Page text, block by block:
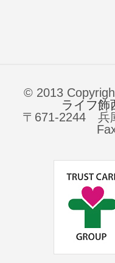
© 2013
ライフ飾
〒671-2244 兵